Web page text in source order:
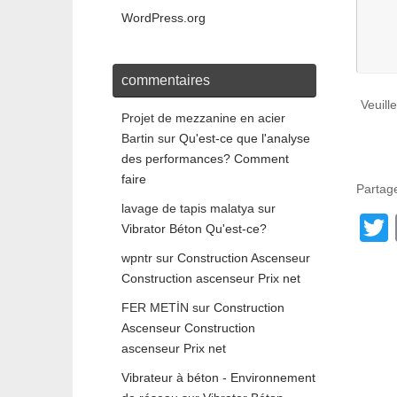
WordPress.org
commentaires
Projet de mezzanine en acier
Bartin sur Qu'est-ce que l'analyse
des performances? Comment
faire
lavage de tapis malatya sur
Vibrator Béton Qu'est-ce?
wpntr sur Construction Ascenseur
Construction ascenseur Prix net
FER METİN sur Construction
Ascenseur Construction
ascenseur Prix net
Vibrateur à béton - Environnement